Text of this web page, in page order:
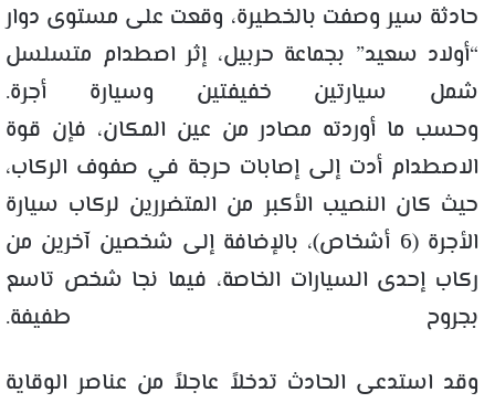
حادثة سير وصفت بالخطيرة، وقعت على مستوى دوار
“أولاد سعيد” بجماعة حربيل، إثر اصطدام متسلسل
شمل سيارتين خفيفتين وسيارة أجرة.
وحسب ما أوردته مصادر من عين المكان، فإن قوة
الاصطدام أدت إلى إصابات حرجة في صفوف الركاب،
حيث كان النصيب الأكبر من المتضررين لركاب سيارة
الأجرة (6 أشخاص)، بالإضافة إلى شخصين آخرين من
ركاب إحدى السيارات الخاصة، فيما نجا شخص تاسع
بجروح طفيفة.
وقد استدعى الحادث تدخلاً عاجلاً من عناصر الوقاية